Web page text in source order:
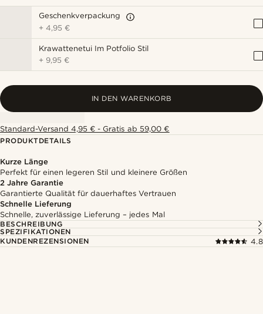
Geschenkverpackung
+4,95 €
Krawattenetui Im Potfolio Stil
+ 9,95 €
IN DEN WARENKORB
Standard-Versand 4,95 € - Gratis ab 59,00 €
PRODUKTDETAILS
Kurze Länge
Perfekt für einen legeren Stil und kleinere Größen
2 Jahre Garantie
Garantierte Qualität für dauerhaftes Vertrauen
Schnelle Lieferung
Schnelle, zuverlässige Lieferung – jedes Mal
BESCHREIBUNG
SPEZIFIKATIONEN
KUNDENREZENSIONEN
4.8